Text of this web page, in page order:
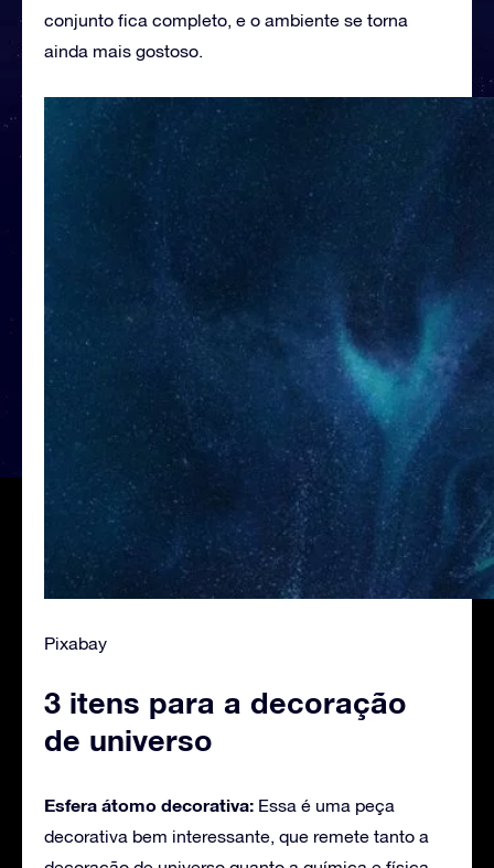
conjunto fica completo, e o ambiente se torna
ainda mais gostoso.
Pixabay
3 itens para a decoração
de universo
Esfera átomo decorativa: Essa é uma peça
decorativa bem interessante, que remete tanto a